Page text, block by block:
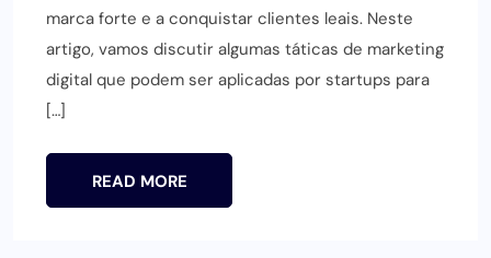
marca forte e a conquistar clientes leais. Neste
artigo, vamos discutir algumas táticas de marketing
digital que podem ser aplicadas por startups para
[…]
READ MORE